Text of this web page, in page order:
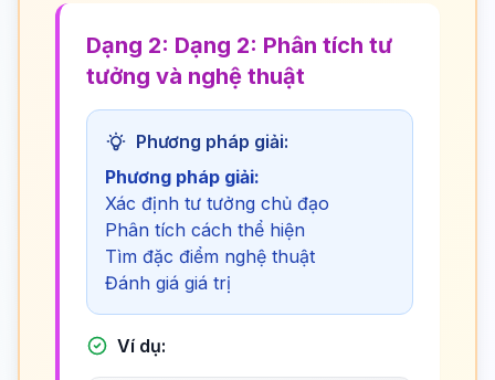
Dạng 2: Dạng 2: Phân tích tư
tưởng và nghệ thuật
Phương pháp giải:
Phương pháp giải:
Xác định tư tưởng chủ đạo
Phân tích cách thể hiện
Tìm đặc điểm nghệ thuật
Đánh giá giá trị
Ví dụ: